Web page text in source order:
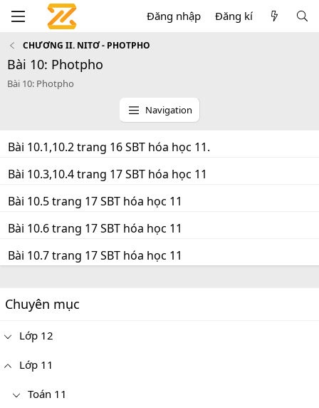
Đăng nhập Đăng kí
CHƯƠNG II. NITƠ - PHOTPHO
Bài 10: Photpho
Bài 10: Photpho
Navigation
Bài 10.1,10.2 trang 16 SBT hóa học 11.
Bài 10.3,10.4 trang 17 SBT hóa học 11
Bài 10.5 trang 17 SBT hóa học 11
Bài 10.6 trang 17 SBT hóa học 11
Bài 10.7 trang 17 SBT hóa học 11
Chuyên mục
Lớp 12
Lớp 11
Toán 11